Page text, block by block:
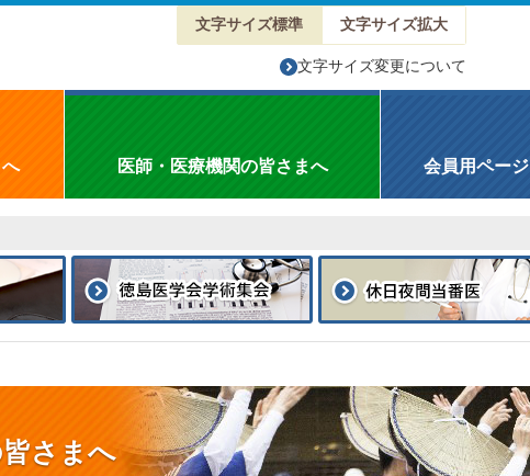
文字サイズ標準 文字サイズ拡大
文字サイズ変更について
医師・医療機関の皆さまへ 会員用ページ
さまへ